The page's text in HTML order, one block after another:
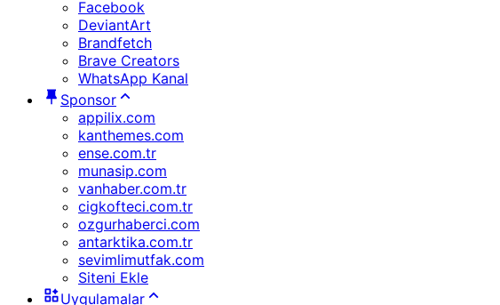
Facebook
DeviantArt
Brandfetch
Brave Creators
WhatsApp Kanal
Sponsor
appilix.com
kanthemes.com
ense.com.tr
munasip.com
vanhaber.com.tr
cigkofteci.com.tr
ozgurhaberci.com
antarktika.com.tr
sevimlimutfak.com
Siteni Ekle
Uygulamalar